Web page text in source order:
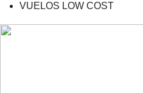
VUELOS LOW COST